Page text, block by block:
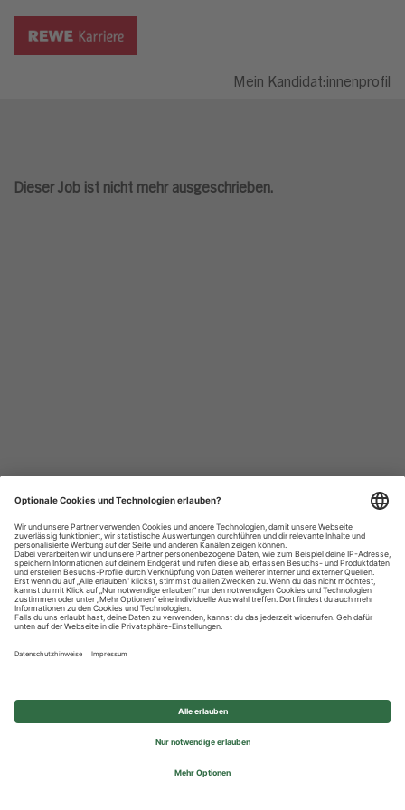
Mein Kandidat:innenprofil
Dieser Job ist nicht mehr ausgeschrieben.
Datenschutzhinweise
Impressum
Privatsphäre-Einstellungen
© 2026 REWE Group - All rights reserved